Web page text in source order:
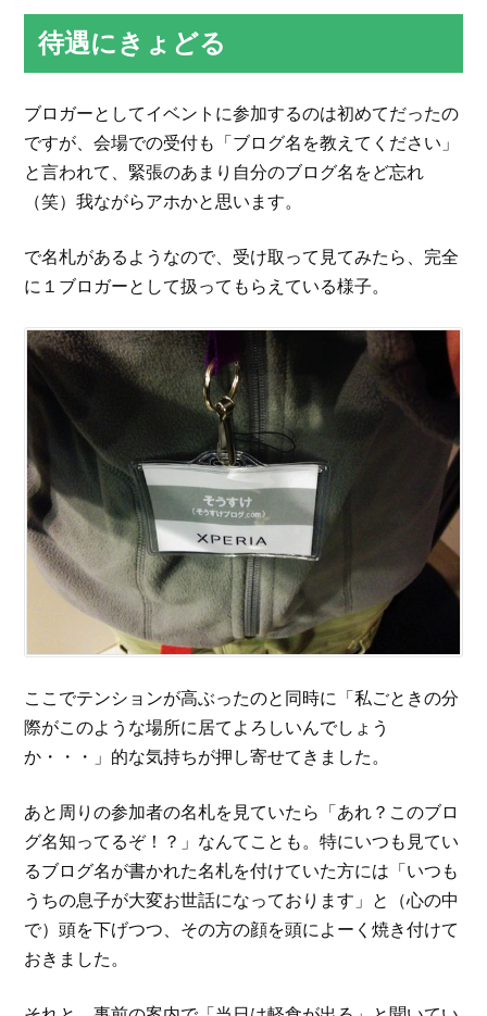
待遇にきょどる
ブロガーとしてイベントに参加するのは初めてだったの
ですが、会場での受付も「ブログ名を教えてください」
と言われて、緊張のあまり自分のブログ名をど忘れ
（笑）我ながらアホかと思います。
で名札があるようなので、受け取って見てみたら、完全
に１ブロガーとして扱ってもらえている様子。
ここでテンションが高ぶったのと同時に「私ごときの分
際がこのような場所に居てよろしいんでしょう
か・・・」的な気持ちが押し寄せてきました。
あと周りの参加者の名札を見ていたら「あれ？このブロ
グ名知ってるぞ！？」なんてことも。特にいつも見てい
るブログ名が書かれた名札を付けていた方には「いつも
うちの息子が大変お世話になっております」と（心の中
で）頭を下げつつ、その方の顔を頭によーく焼き付けて
おきました。